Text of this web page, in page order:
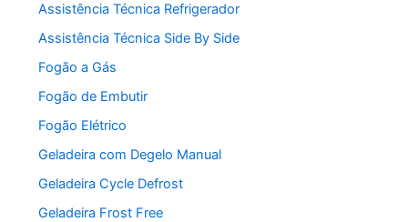
Assistência Técnica Refrigerador
Assistência Técnica Side By Side
Fogão a Gás
Fogão de Embutir
Fogão Elétrico
Geladeira com Degelo Manual
Geladeira Cycle Defrost
Geladeira Frost Free